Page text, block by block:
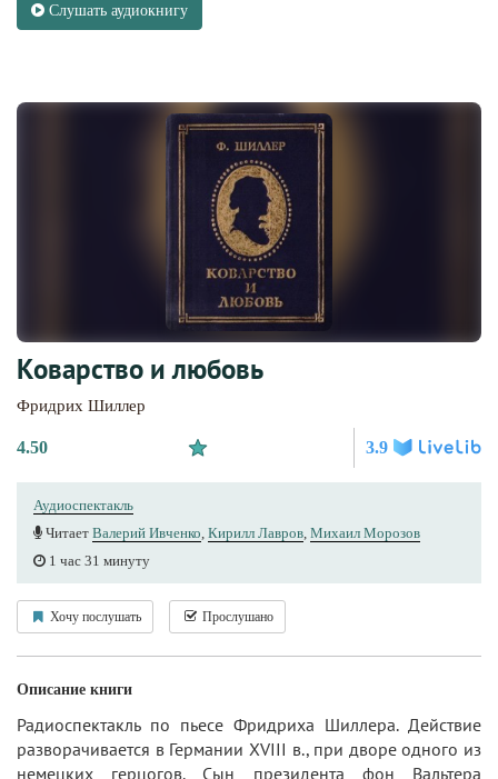
Слушать аудиокнигу
Коварство и любовь
Фридрих Шиллер
4.50 3.9
Аудиоспектакль
Читает Валерий Ивченко Кирилл Лавров Михаил Морозов
1 час 31 минуту
Хочу послушать Прослушано
Описание книги
Радиоспектакль по пьесе Фридриха Шиллера. Действие
разворачивается в Германии XVIII в., при дворе одного из
немецких герцогов. Сын президента фон Вальтера